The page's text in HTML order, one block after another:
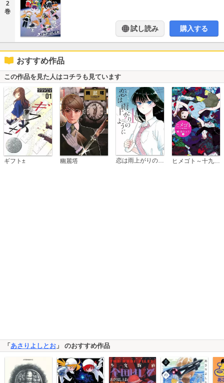
2
巻
試し読み 購入する
おすすめ作品
この作品を見た人はコチラも見ています
ギフト± 幽麗塔 恋は雨上がりのように
「 あさりよしとお 」 のおすすめ作品